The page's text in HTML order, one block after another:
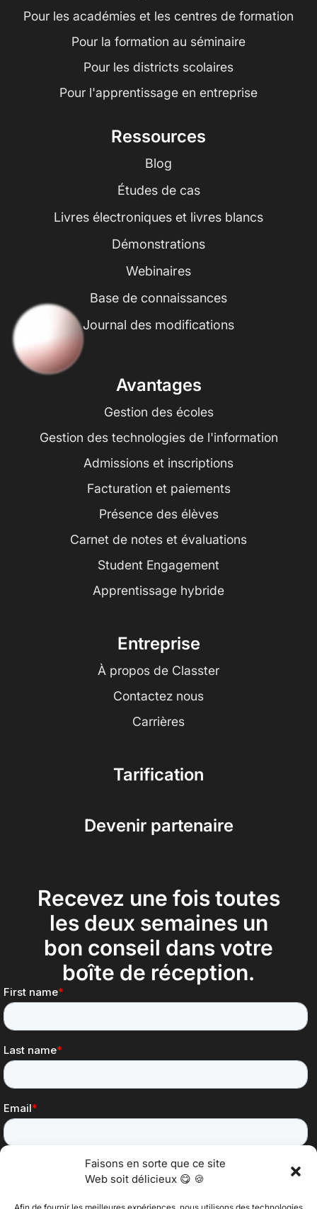
Faisons en sorte que ce site
Web soit délicieux 😋 🍪
Pour les académies et les centres de formation
Pour la formation au séminaire
Pour les districts scolaires
Pour l'apprentissage en entreprise
Ressources
Blog
Études de cas
Livres électroniques et livres blancs
Démonstrations
Webinaires
Base de connaissances
Journal des modifications
Avantages
Gestion des écoles
Gestion des technologies de l'information
Admissions et inscriptions
Facturation et paiements
Présence des élèves
Carnet de notes et évaluations
Student Engagement
Apprentissage hybride
Entreprise
À propos de Classter
Contactez nous
Carrières
Tarification
Devenir partenaire
Recevez une fois toutes
les deux semaines un
bon conseil dans votre
boîte de réception.